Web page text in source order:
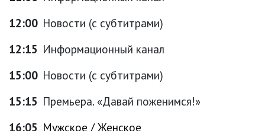
12:00 Новости (с субтитрами)
12:15 Информационный канал
15:00 Новости (с субтитрами)
15:15 Премьера. «Давай поженимся!»
16:05 Мужское / Женское